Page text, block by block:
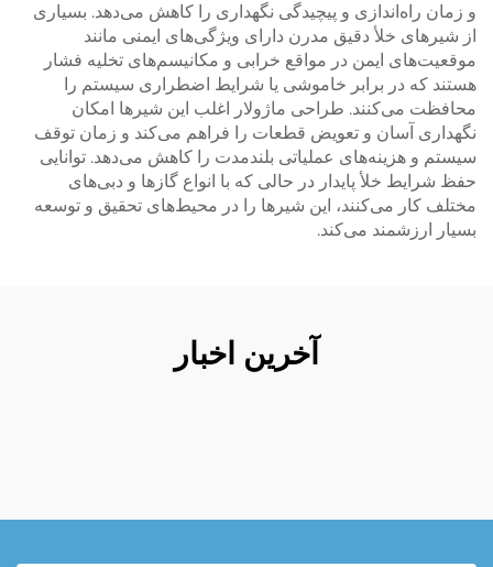
و زمان راه‌اندازی و پیچیدگی نگهداری را کاهش می‌دهد. بسیاری
از شیرهای خلأ دقیق مدرن دارای ویژگی‌های ایمنی مانند
موقعیت‌های ایمن در مواقع خرابی و مکانیسم‌های تخلیه فشار
هستند که در برابر خاموشی یا شرایط اضطراری سیستم را
محافظت می‌کنند. طراحی ماژولار اغلب این شیرها امکان
نگهداری آسان و تعویض قطعات را فراهم می‌کند و زمان توقف
سیستم و هزینه‌های عملیاتی بلندمدت را کاهش می‌دهد. توانایی
حفظ شرایط خلأ پایدار در حالی که با انواع گازها و دبی‌های
مختلف کار می‌کنند، این شیرها را در محیط‌های تحقیق و توسعه
بسیار ارزشمند می‌کند.
آخرین اخبار